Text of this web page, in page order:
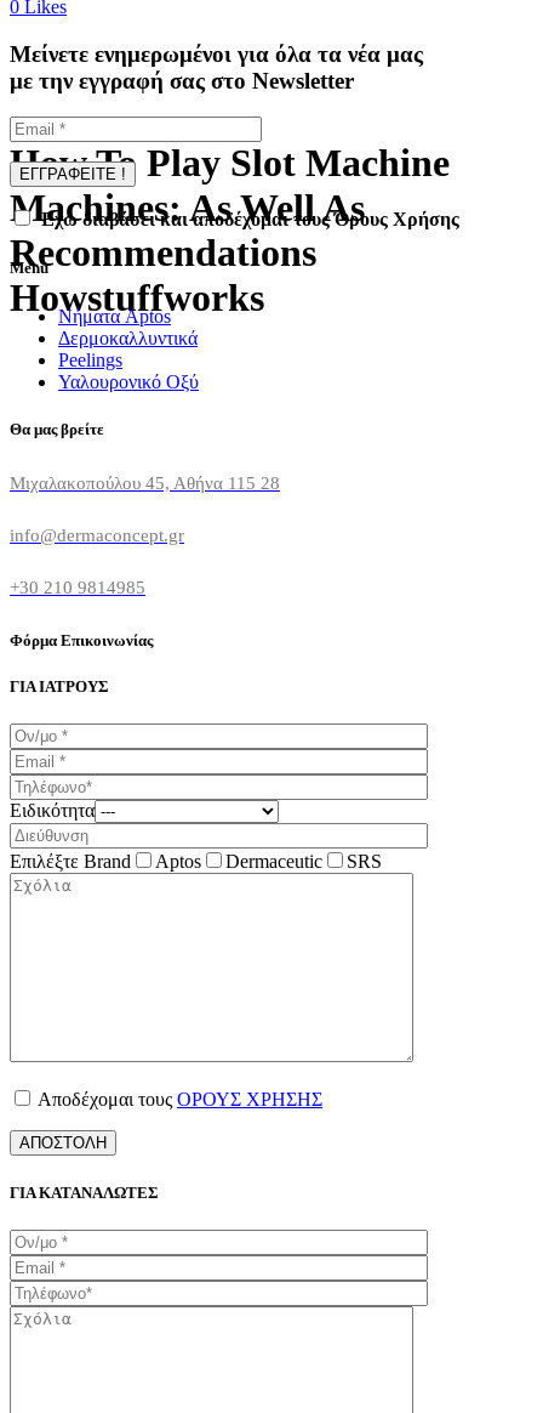
How To Play Slot Machine
Machines: As Well As
Recommendations
Howstuffworks
0 Likes
Μείνετε ενημερωμένοι για όλα τα νέα μας
με την εγγραφή σας στο Newsletter
Έχω διαβάσει και αποδέχομαι τους Όρους Χρήσης
Menu
Νήματα Aptos
Δερμοκαλλυντικά
Peelings
Υαλουρονικό Οξύ
Θα μας βρείτε
Μιχαλακοπούλου 45, Αθήνα 115 28
info@dermaconcept.gr
+30 210 9814985
Φόρμα Επικοινωνίας
ΓΙΑ ΙΑΤΡΟΥΣ
Ειδικότητα
Επιλέξτε Brand Aptos Dermaceutic SRS
Αποδέχομαι τους ΟΡΟΥΣ ΧΡΗΣΗΣ
ΓΙΑ ΚΑΤΑΝΑΛΩΤΕΣ